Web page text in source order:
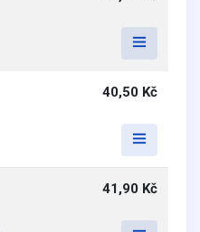
40,50 Kč
41,90 Kč